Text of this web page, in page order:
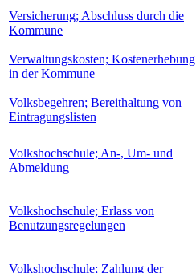
Versicherung; Abschluss durch die
Kommune
Verwaltungskosten; Kostenerhebung
in der Kommune
Volksbegehren; Bereithaltung von
Eintragungslisten
Volkshochschule; An-, Um- und
Abmeldung
Volkshochschule; Erlass von
Benutzungsregelungen
Volkshochschule; Zahlung der